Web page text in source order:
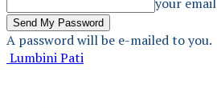
A password will be e-mailed to you.
Lumbini Pati